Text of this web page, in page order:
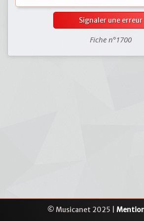
Signaler une erreur
Fiche n°1700
© Musicanet 2025 |